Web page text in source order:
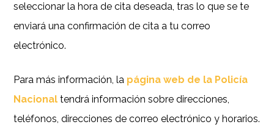
seleccionar la hora de cita deseada, tras lo que se te
enviará una confirmación de cita a tu correo
electrónico.
Para más información, la página web de la Policía
Nacional tendrá información sobre direcciones,
teléfonos, direcciones de correo electrónico y horarios.